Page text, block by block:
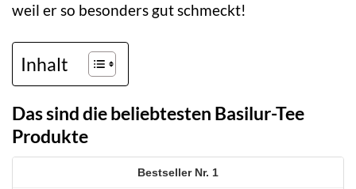
weil er so besonders gut schmeckt!
Inhalt
Das sind die beliebtesten Basilur-Tee
Produkte
1